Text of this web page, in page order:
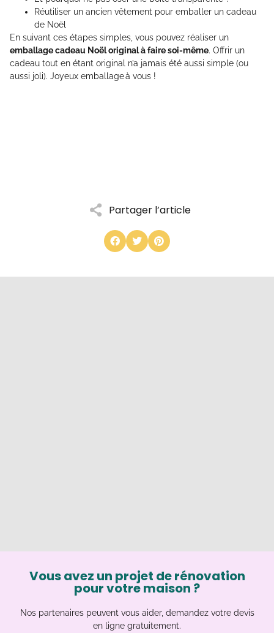
Partager l’article
Réutiliser un ancien vêtement pour emballer un cadeau
de Noël
En suivant ces étapes simples, vous pouvez réaliser un
emballage cadeau Noël original à faire soi-même. Offrir un
cadeau tout en étant original n’a jamais été aussi simple (ou
aussi joli). Joyeux emballage à vous !
Vous avez un projet de rénovation
pour votre maison ?
Nos partenaires peuvent vous aider, demandez votre devis
en ligne gratuitement.